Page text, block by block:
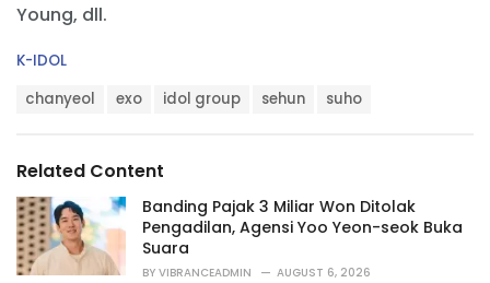
Young, dll.
C
r
i
e
s
:
K-IDOL
:
chanyeol exo idol group sehun suho
Related Content
Banding Pajak 3 Miliar Won Ditolak
Pengadilan, Agensi Yoo Yeon-seok Buka
Suara
BY VIBRANCEADMIN AUGUST 6, 2026